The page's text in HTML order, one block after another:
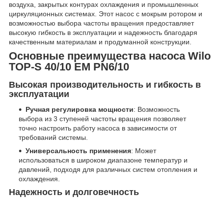
воздуха, закрытых контурах охлаждения и промышленных
циркуляционных системах. Этот насос с мокрым ротором и
возможностью выбора частоты вращения предоставляет
высокую гибкость в эксплуатации и надежность благодаря
качественным материалам и продуманной конструкции.
Основные преимущества насоса Wilo
TOP-S 40/10 EM PN6/10
Высокая производительность и гибкость в
эксплуатации
Ручная регулировка мощности: Возможность
выбора из 3 ступеней частоты вращения позволяет
точно настроить работу насоса в зависимости от
требований системы.
Универсальность применения: Может
использоваться в широком диапазоне температур и
давлений, подходя для различных систем отопления и
охлаждения.
Надежность и долговечность